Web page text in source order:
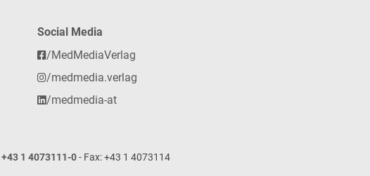
Social Media
/MedMediaVerlag
/medmedia.verlag
/medmedia-at
+43 1 4073111-0- Fax: +43 1 4073114